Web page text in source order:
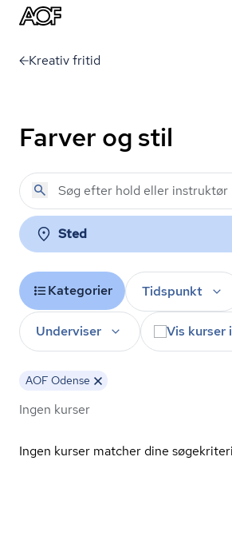
Kreativ fritid
Farver og stil
Sted
Kategorier Tidspunkt
Underviser Vis kurser
AOF Odense
Ingen kurser
Ingen kurser matcher dine